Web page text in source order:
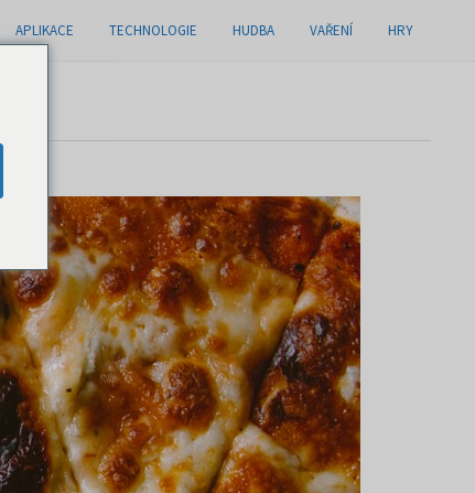
APLIKACE TECHNOLOGIE HUDBA VAŘENÍ HRY